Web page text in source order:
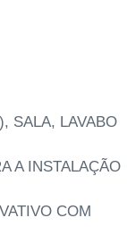
SALA, LAVABO
A INSTALAÇÃO
COM